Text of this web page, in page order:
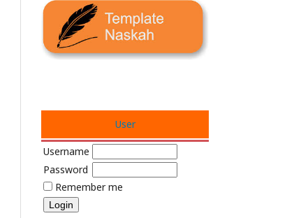
User
Username
Password
Remember me